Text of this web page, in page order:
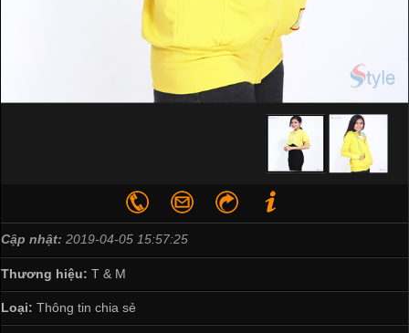
Cập nhật: 2019-04-05 15:57:25
Thương hiệu: T & M
Loại: Thông tin chia sẻ